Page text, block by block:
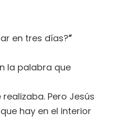
en tres días?”
la palabra que
Pero Jesús
hay en el interior